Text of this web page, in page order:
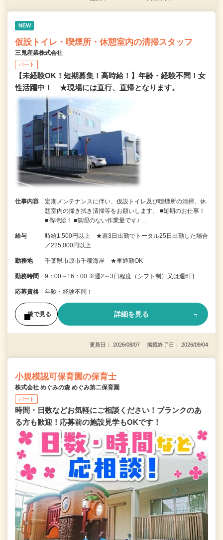
NEW
仮設トイレ・喫煙所・休憩室内の清掃スタッフ
三鬼産業株式会社
パート
【未経験OK！短期募集！高時給！】年齢・経験不問！女
性活躍中！ ★現場には直行、直帰となります。
仕事内容
定期メンテナンスに伴い、仮設トイレ及び喫煙所の清掃、休
憩室内の掃き拭き清掃等をお願いします。 ■短期のお仕事！
■高時給！ ■無理のない作業量です♪ …
給与
時給1,500円以上 ★週3日出勤でトータル25日出勤した場合
／225,000円以上
勤務地 千葉県市原市千種海岸 ★車通勤OK
勤務時間 9：00～16：00 ※週2～3日程度（シフト制）又は週6日
応募資格 年齢・経験不問！
後で見る 詳細を見る
更新日： 2026/08/07 掲載終了日： 2026/09/04
小規模認可保育園の保育士
株式会社 めぐみの森 めぐみ第二保育園
パート
時間・日数などお気軽にご相談ください！ブランクのあ
る方も歓迎！応募前の施設見学もOKです！